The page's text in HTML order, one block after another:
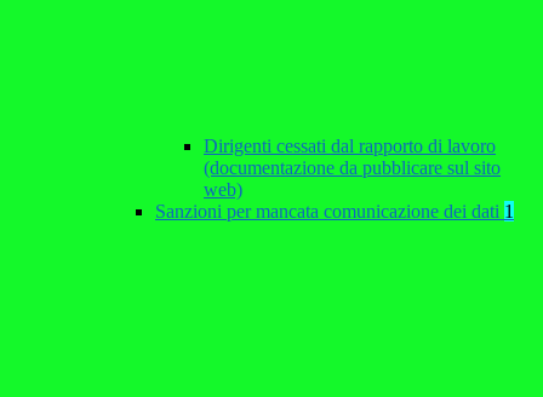
Dirigenti cessati dal rapporto di lavoro
(documentazione da pubblicare sul sito
web)
Sanzioni per mancata comunicazione dei dati 1